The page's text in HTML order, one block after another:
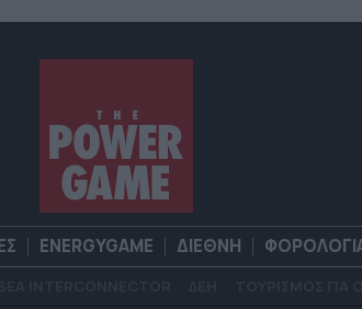
ENERGYGAME ΔΙΕΘΝΗ